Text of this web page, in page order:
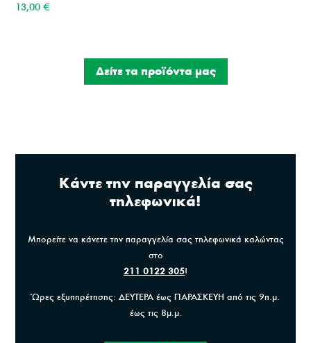
13,00€
Δείτε τα προϊόντα μας
Κάντε την παραγγελία σας
τηλεφωνικά!
Μπορείτε να κάνετε την παραγγελία σας τηλεφωνικά καλώντας
στο
211 0122 305!
Ώρες εξυπηρέτησης: ΔΕΥΤΕΡΑ έως ΠΑΡΑΣΚΕΥΗ από τις 9π.μ.
έως τις 8μ.μ.